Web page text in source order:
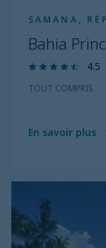
SAMANA,
Bahia
4.5
TOUT COMPRIS
En savoir plus